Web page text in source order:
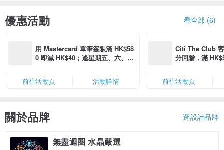
優惠活動 看全部 (6)
用 Mastercard 單筆簽賬滿 HK$58
0 即減 HK$40；逢星期五、六、日
卡」結帳）
前往活動頁 活動詳情
Citi The Club
分回贈，滿
前往活動頁
關於品牌 逛設計品牌
無盡迴圈 水晶嚴選